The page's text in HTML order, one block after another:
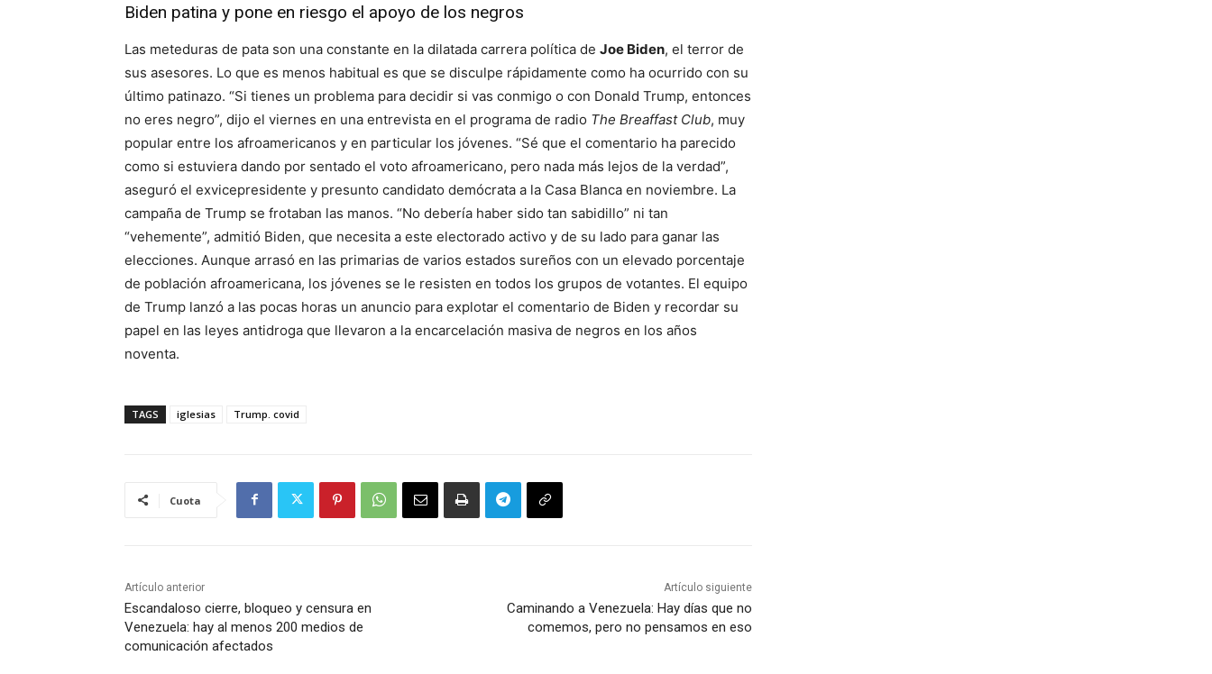
Biden patina y pone en riesgo el apoyo de los negros
Las meteduras de pata son una constante en la dilatada carrera política de Joe Biden, el terror de
sus asesores. Lo que es menos habitual es que se disculpe rápidamente como ha ocurrido con su
último patinazo. “Si tienes un problema para decidir si vas conmigo o con Donald Trump, entonces
no eres negro”, dijo el viernes en una entrevista en el programa de radio The Breaffast Club, muy
popular entre los afroamericanos y en particular los jóvenes. “Sé que el comentario ha parecido
como si estuviera dando por sentado el voto afroamericano, pero nada más lejos de la verdad”,
aseguró el exvicepresidente y presunto candidato demócrata a la Casa Blanca en noviembre. La
campaña de Trump se frotaban las manos. “No debería haber sido tan sabidillo” ni tan
“vehemente”, admitió Biden, que necesita a este electorado activo y de su lado para ganar las
elecciones. Aunque arrasó en las primarias de varios estados sureños con un elevado porcentaje
de población afroamericana, los jóvenes se le resisten en todos los grupos de votantes. El equipo
de Trump lanzó a las pocas horas un anuncio para explotar el comentario de Biden y recordar su
papel en las leyes antidroga que llevaron a la encarcelación masiva de negros en los años
noventa.
TAGS iglesias Trump. covid
Cuota
Artículo anterior
Escandaloso cierre, bloqueo y censura en
Venezuela: hay al menos 200 medios de
comunicación afectados
Artículo siguiente
Caminando a Venezuela: Hay días que no
comemos, pero no pensamos en eso